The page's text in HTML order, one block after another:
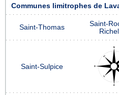
Communes limitrophes de
Saint-Thomas
Saint-
Saint-Sulpice